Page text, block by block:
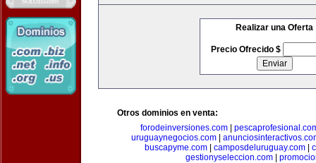
Realizar una Oferta
Precio Ofrecido $
Otros dominios en venta:
forodeinversiones.com
uruguaynegocios.com|
buscapyme.com
camposdeluruguay.com
gestionyseleccion.com|